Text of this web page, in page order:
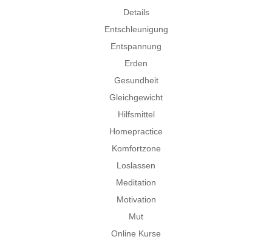
Details
Entschleunigung
Entspannung
Erden
Gesundheit
Gleichgewicht
Hilfsmittel
Homepractice
Komfortzone
Loslassen
Meditation
Motivation
Mut
Online Kurse